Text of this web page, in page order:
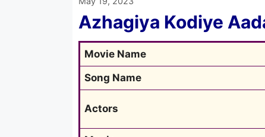
Azhagiya Kodiye
Movie Name
Song Name
Actors